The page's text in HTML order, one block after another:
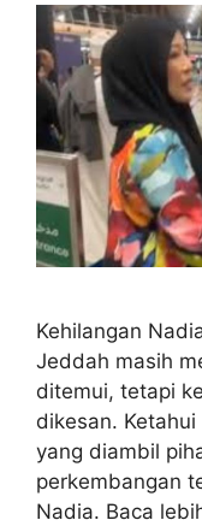
Kehilangan
Jeddah masih
ditemui, tetapi
dikesan.
yang diambil
perkembangan
Nadia. Baca